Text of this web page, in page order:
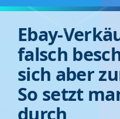
Ebay-
falsch
sich aber
So setzt
durch